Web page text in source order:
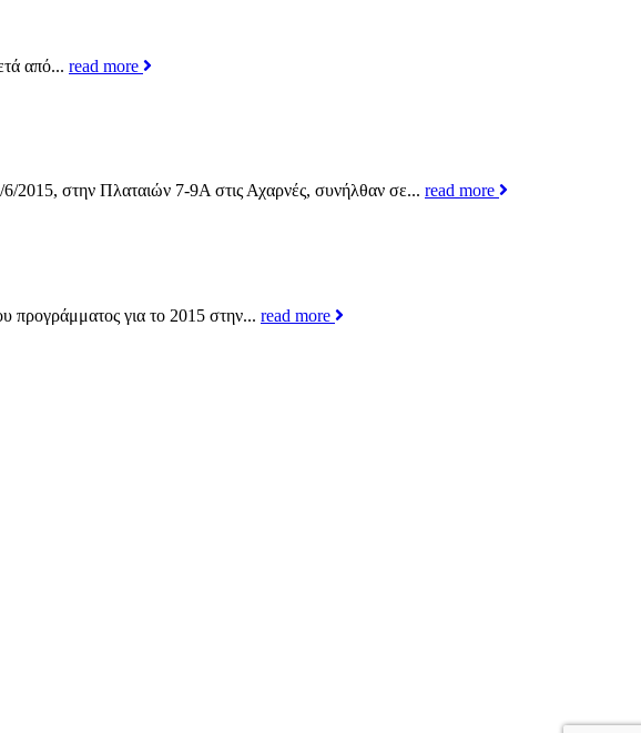
από... read more
2015, στην Πλαταιών 7-9Α στις Αχαρνές, συνήλθαν σε... read more
για το 2015 στην... read more